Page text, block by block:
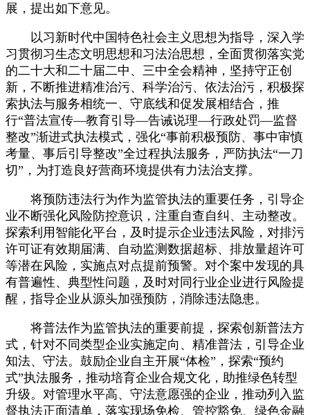
展，提出如下意见。
以习新时代中国特色社会主义思想为指导，深入学
习贯彻习生态文明思想和习法治思想，全面贯彻落实党
的二十大和二十届二中、三中全会精神，坚持守正创
新，不断推进精准治污、科学治污、依法治污，积极探
索执法与服务相统一、守底线和促发展相结合，推
行“普法宣传—教育引导—告诫说理—行政处罚—监督
整改”渐进式执法模式，强化“事前积极预防、事中审慎
考量、事后引导整改”全过程执法服务，严防执法“一刀
切”，为打造良好营商环境提供有力法治支撑。
将预防违法行为作为监管执法的重要任务，引导企
业不断强化风险防控意识，注重自查自纠、主动整改。
探索利用智能化平台，及时提示企业违法风险，对排污
许可证有效期届满、自动监测数据超标、排放量超许可
等潜在风险，实施点对点提前预警。对个案中发现的具
有普遍性、典型性问题，及时对同行业企业进行风险提
醒，指导企业从源头加强预防，消除违法隐患。
将普法作为监管执法的重要前提，探索创新普法方
式，针对不同类型企业实施定向、精准普法，引导企业
知法、守法。鼓励企业自主开展“体检”，探索“预约
式”执法服务，推动培育企业合规文化，助推绿色转型
升级。对管理水平高、守法意愿强的企业，推动列入监
督执法正面清单，落实现场免检、管控豁免、绿色金融